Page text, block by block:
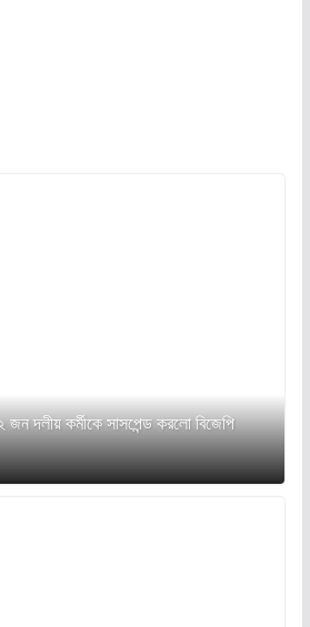
দলীয় কর্মীকে সাসপেন্ড করলো বিজেপি